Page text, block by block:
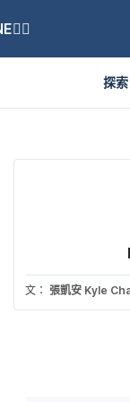
探索
文： 張凱安 Kyle